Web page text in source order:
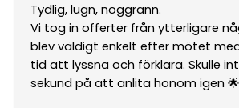
Tydlig, lugn, noggrann.
Vi tog in offerter från ytterligare
blev väldigt enkelt efter mötet
tid att lyssna och förklara. Skulle
sekund på att anlita honom igen